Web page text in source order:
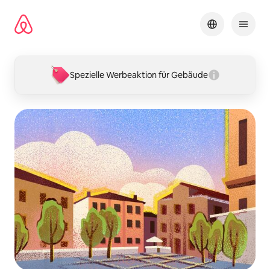
Inhalten
springen
Spezielle Werbeaktion für Gebäude